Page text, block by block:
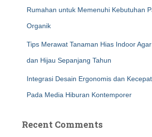
Rumahan untuk Memenuhi Kebutuhan
Organik
Tips Merawat Tanaman Hias Indoor
dan Hijau Sepanjang Tahun
Integrasi Desain Ergonomis dan
Pada Media Hiburan Kontemporer
Recent Comments